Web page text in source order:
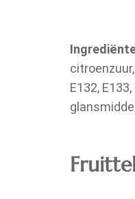
E132,